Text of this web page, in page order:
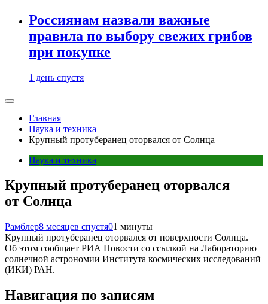
Россиянам назвали важные
правила по выбору свежих грибов
при покупке
1 день спустя
Главная
Наука и техника
Крупный протуберанец оторвался от Солнца
Наука и техника
Крупный протуберанец оторвался
от Солнца
Рамблер8 месяцев спустя01 минуты
Крупный протуберанец оторвался от поверхности Солнца.
Об этом сообщает РИА Новости со ссылкой на Лабораторию
солнечной астрономии Института космических исследований
(ИКИ) РАН.
Навигация по записям